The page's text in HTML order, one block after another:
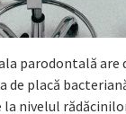
parodontală are
de placă
nivelul